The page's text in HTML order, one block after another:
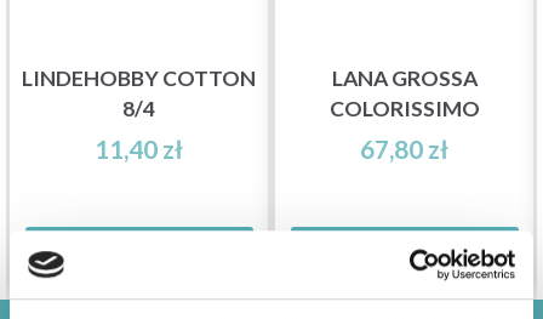
LINDEHOBBY COTTON
8/4
11,40 zł
Zobacz wszystkie opcje
LANA GROSSA
COLORISSIMO
67,80 zł
Zobacz wszystkie opcje